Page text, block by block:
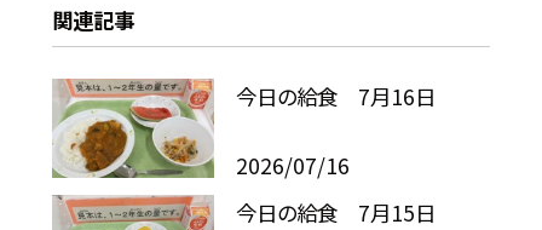
関連記事
今日の給食 7月16日
2026/07/16
今日の給食 7月15日